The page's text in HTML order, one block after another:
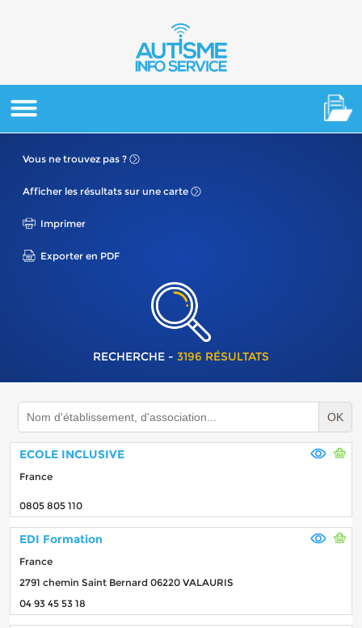
Vous ne trouvez pas ?
Afficher les résultats sur une carte
Imprimer
Exporter en PDF
RECHERCHE - 3196 RÉSULTATS
OK
ECOLE INCLUSIVE
France
0805 805 110
EDI Formation
France
2791 chemin Saint Bernard 06220 VALAURIS
04 93 45 53 18